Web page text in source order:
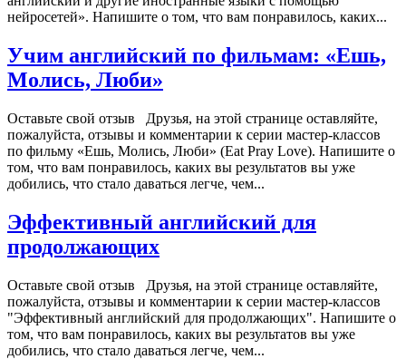
нейросетей». Напишите о том, что вам понравилось, каких...
Учим английский по фильмам: «Ешь,
Молись, Люби»
Оставьте свой отзыв Друзья, на этой странице оставляйте,
пожалуйста, отзывы и комментарии к серии мастер-классов
по фильму «Ешь, Молись, Люби» (Eat Pray Love). Напишите о
том, что вам понравилось, каких вы результатов вы уже
добились, что стало даваться легче, чем...
Эффективный английский для
продолжающих
Оставьте свой отзыв Друзья, на этой странице оставляйте,
пожалуйста, отзывы и комментарии к серии мастер-классов
"Эффективный английский для продолжающих". Напишите о
том, что вам понравилось, каких вы результатов вы уже
добились, что стало даваться легче, чем...